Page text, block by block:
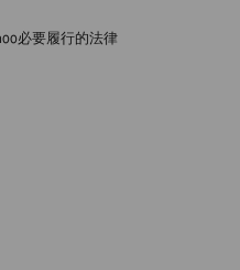
必要履行的法律